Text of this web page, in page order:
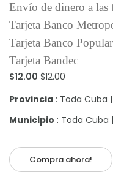
Envío de dinero a las
Tarjeta Banco
Tarjeta Banco
Tarjeta Bandec
$12.00 $12.00
Provincia : Toda Cuba
Municipio : Toda Cuba
Compra ahora!